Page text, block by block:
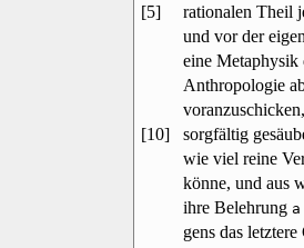
[5]
rationalen Theil
und vor der
eine Metaphysik
Anthropologie
[10]
sorgfältig
wie viel reine
könne, und aus
ihre Belehrung
gens das